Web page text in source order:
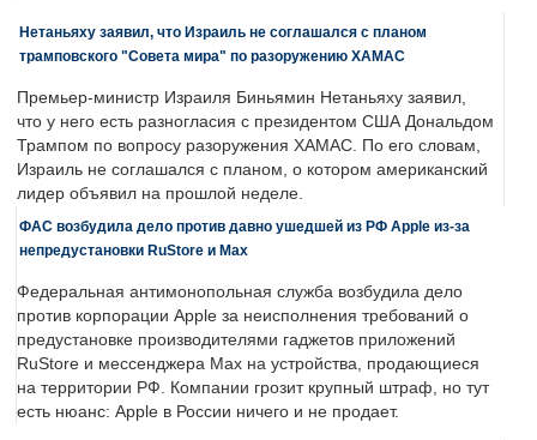
Нетаньяху заявил, что Израиль не соглашался с планом
трамповского "Совета мира" по разоружению ХАМАС
Премьер-министр Израиля Биньямин Нетаньяху заявил,
что у него есть разногласия с президентом США Дональдом
Трампом по вопросу разоружения ХАМАС. По его словам,
Израиль не соглашался с планом, о котором американский
лидер объявил на прошлой неделе.
ФАС возбудила дело против давно ушедшей из РФ Apple из-за
непредустановки RuStore и Max
Федеральная антимонопольная служба возбудила дело
против корпорации Apple за неисполнения требований о
предустановке производителями гаджетов приложений
RuStore и мессенджера Max на устройства, продающиеся
на территории РФ. Компании грозит крупный штраф, но тут
есть нюанс: Apple в России ничего и не продает.